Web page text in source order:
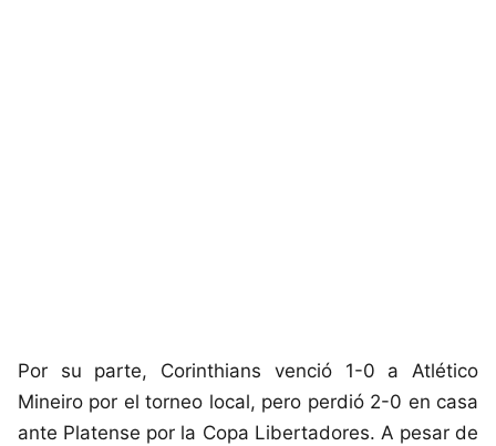
Por su parte, Corinthians venció 1-0 a Atlético
Mineiro por el torneo local, pero perdió 2-0 en casa
ante Platense por la Copa Libertadores. A pesar de